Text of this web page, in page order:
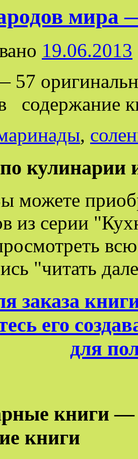
мира
19.06.2013
57
содержание
,
кулинарии
можете
из серии
"читать
заказа
его
для
книги —
книги